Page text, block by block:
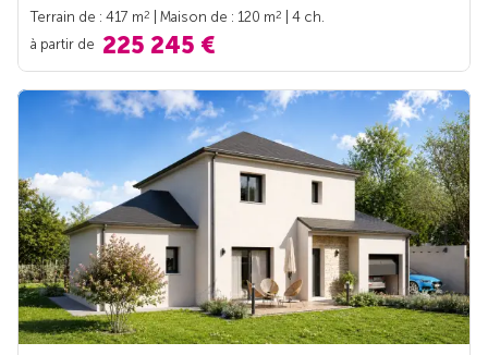
Terrain de : 417 m2 | Maison de : 120 m2
| 4 ch.
à partir de 225 245 €